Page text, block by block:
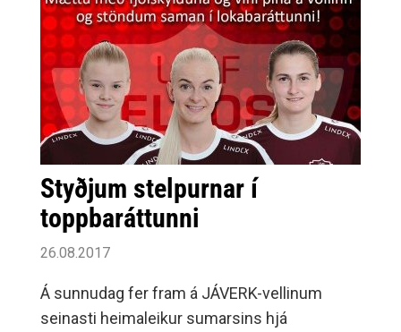
Styðjum stelpurnar í
toppbaráttunni
26.08.2017
Á sunnudag fer fram á JÁVERK-vellinum
seinasti heimaleikur sumarsins hjá